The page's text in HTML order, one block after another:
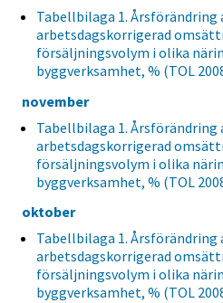
Tabellbilaga 1. Årsförändring
arbetsdagskorrigerad
försäljningsvolym i olika
byggverksamhet, % (TOL
november
Tabellbilaga 1. Årsförändring
arbetsdagskorrigerad
försäljningsvolym i olika
byggverksamhet, % (TOL
oktober
Tabellbilaga 1. Årsförändring
arbetsdagskorrigerad
försäljningsvolym i olika
byggverksamhet, % (TOL